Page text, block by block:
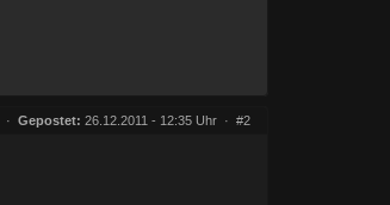
· Gepostet: 26.12.2011 - 12:35 Uhr · #2